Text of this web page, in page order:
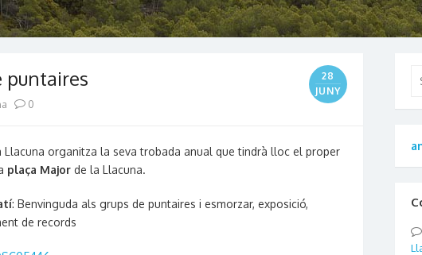
puntaires
28
JUNY
0
Llacuna organitza la seva trobada anual que tindrà lloc el proper
plaça Major de la Llacuna.
: Benvinguda als grups de puntaires i esmorzar, exposició,
de records